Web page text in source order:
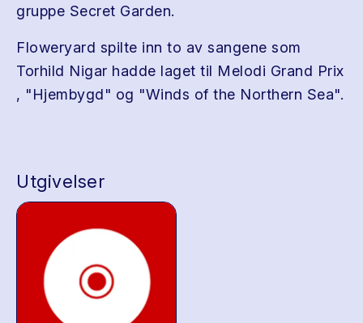
gruppe Secret Garden.
Floweryard spilte inn to av sangene som
Torhild Nigar hadde laget til Melodi Grand Prix
, "Hjembygd" og "Winds of the Northern Sea".
Utgivelser